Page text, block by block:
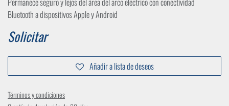
Bluetooth a dispositivos Apple y Android
Solicitar
Añadir a lista de deseos
Términos y condiciones